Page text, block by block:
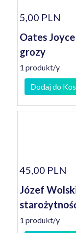
5,00 PLN
Oates
grozy
1 produkt/y
Dodaj do
45,00 PLN
Józef
1 produkt/y